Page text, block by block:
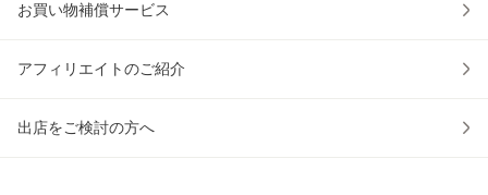
お買い物補償サービス
アフィリエイトのご紹介
出店をご検討の方へ